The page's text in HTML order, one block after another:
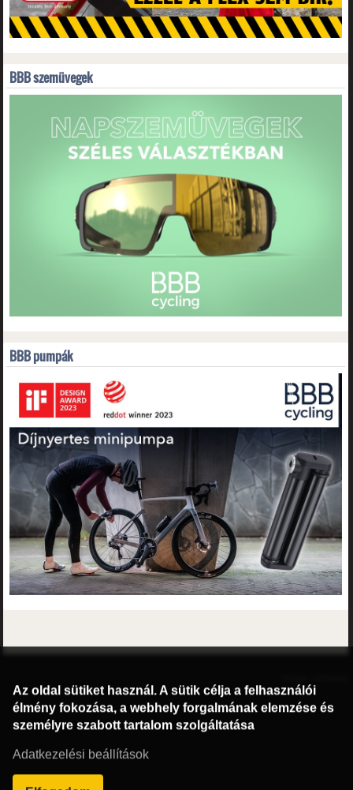
BBB szemüvegek
BBB pumpák
Az oldal sütiket használ. A sütik célja a felhasználói
élmény fokozása, a webhely forgalmának elemzése és
személyre szabott tartalom szolgáltatása
Adatkezelési beállítások